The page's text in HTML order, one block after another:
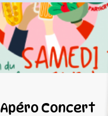
Apéro Concert